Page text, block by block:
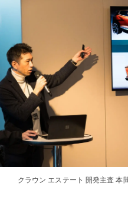
クラウン エステート 開発主査 本